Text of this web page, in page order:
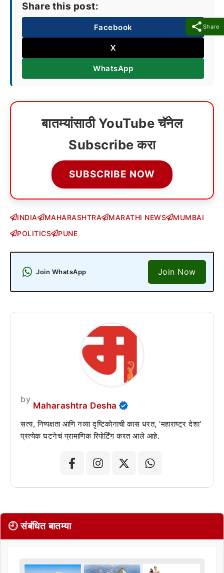
Share
Share this post:
Facebook
X
WhatsApp
बातम्यांसाठी YouTube चॅनेल
Subscribe करा
SUBSCRIBE NOW
INDIA MAHARASHTRA MARATHI NEWS
MUMBAI
POLITICS
PUNE
Join WhatsApp Join Now
by
Maharashtra Desha
सत्य, निष्पक्षता आणि नव्या दृष्टिकोनाची कास धरत, 'महाराष्ट्र देशा'
प्रत्येक घटनेचं प्रामाणिक रिपोर्टिंग करत आले आहे.
🕘 संबंधित बातम्या